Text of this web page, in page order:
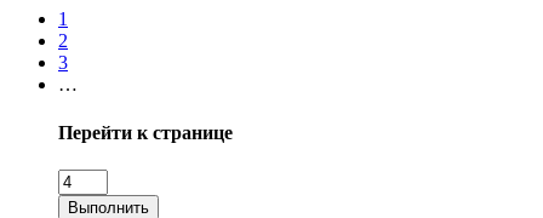
1
2
3
…
Перейти к странице
Выполнить